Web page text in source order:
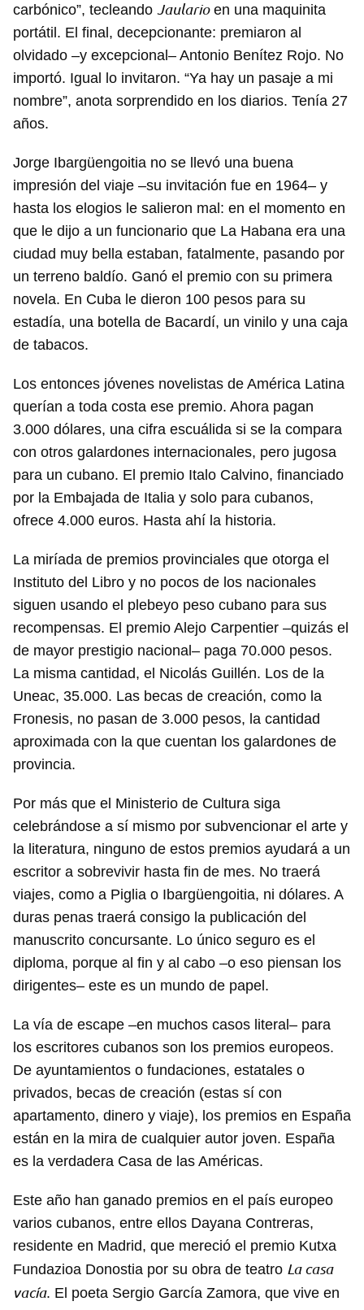
carbónico”, tecleando Jaularioen una maquinita
portátil. El final, decepcionante: premiaron al
olvidado –y excepcional– Antonio Benítez Rojo. No
importó. Igual lo invitaron. “Ya hay un pasaje a mi
nombre”, anota sorprendido en los diarios. Tenía 27
años.
Jorge Ibargüengoitia no se llevó una buena
impresión del viaje –su invitación fue en 1964– y
hasta los elogios le salieron mal: en el momento en
que le dijo a un funcionario que La Habana era una
ciudad muy bella estaban, fatalmente, pasando por
un terreno baldío. Ganó el premio con su primera
novela. En Cuba le dieron 100 pesos para su
estadía, una botella de Bacardí, un vinilo y una caja
de tabacos.
Los entonces jóvenes novelistas de América Latina
querían a toda costa ese premio. Ahora pagan
3.000 dólares, una cifra escuálida si se la compara
con otros galardones internacionales, pero jugosa
para un cubano. El premio Italo Calvino, financiado
por la Embajada de Italia y solo para cubanos,
ofrece 4.000 euros. Hasta ahí la historia.
La miríada de premios provinciales que otorga el
Instituto del Libro y no pocos de los nacionales
siguen usando el plebeyo peso cubano para sus
recompensas. El premio Alejo Carpentier –quizás el
de mayor prestigio nacional– paga 70.000 pesos.
La misma cantidad, el Nicolás Guillén. Los de la
Uneac, 35.000. Las becas de creación, como la
Fronesis, no pasan de 3.000 pesos, la cantidad
aproximada con la que cuentan los galardones de
provincia.
Por más que el Ministerio de Cultura siga
celebrándose a sí mismo por subvencionar el arte y
la literatura, ninguno de estos premios ayudará a un
escritor a sobrevivir hasta fin de mes. No traerá
viajes, como a Piglia o Ibargüengoitia, ni dólares. A
duras penas traerá consigo la publicación del
manuscrito concursante. Lo único seguro es el
diploma, porque al fin y al cabo –o eso piensan los
dirigentes– este es un mundo de papel.
La vía de escape –en muchos casos literal– para
los escritores cubanos son los premios europeos.
De ayuntamientos o fundaciones, estatales o
privados, becas de creación (estas sí con
apartamento, dinero y viaje), los premios en España
están en la mira de cualquier autor joven. España
es la verdadera Casa de las Américas.
Este año han ganado premios en el país europeo
varios cubanos, entre ellos Dayana Contreras,
residente en Madrid, que mereció el premio Kutxa
Fundazioa Donostia por su obra de teatro La casa
vacía. El poeta Sergio García Zamora, que vive en